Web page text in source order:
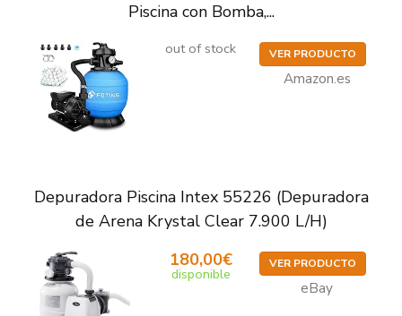
Piscina con Bomba,...
out of stock VER PRODUCTO
Amazon.es
Depuradora Piscina Intex 55226 (Depuradora
de Arena Krystal Clear 7.900 L/H)
180,00€
disponible
VER PRODUCTO
eBay